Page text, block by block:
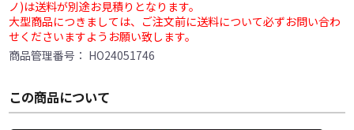
ノ)は送料が別途お見積りとなります。
大型商品につきましては、ご注文前に送料について必ずお問い合わ
せくださいますようお願い致します。
商品管理番号： HO24051746
この商品について